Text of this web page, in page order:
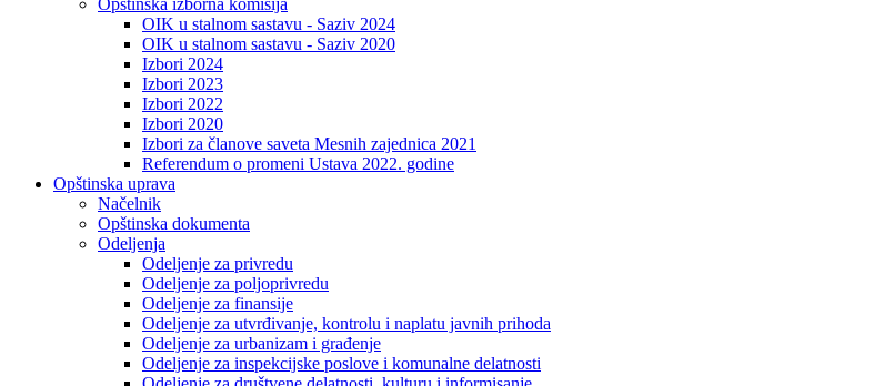
OIK u stalnom sastavu - Saziv 2024
OIK u stalnom sastavu - Saziv 2020
Izbori 2024
Izbori 2023
Izbori 2022
Izbori 2020
Izbori za članove saveta Mesnih zajednica 2021
Referendum o promeni Ustava 2022. godine
Opštinska uprava
Načelnik
Opštinska dokumenta
Odeljenja
Odeljenje za privredu
Odeljenje za poljoprivredu
Odeljenje za finansije
Odeljenje za utvrđivanje, kontrolu i naplatu javnih prihoda
Odeljenje za urbanizam i građenje
Odeljenje za inspekcijske poslove i komunalne delatnosti